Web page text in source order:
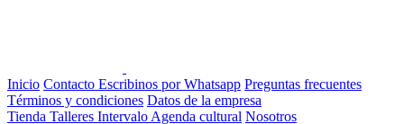
Inicio Contacto Escribinos por Whatsapp Preguntas frecuentes
Términos y condiciones Datos de la empresa
Tienda Talleres Intervalo Agenda cultural Nosotros